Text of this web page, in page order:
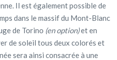
Il est également possible de
dans le massif du Mont-Blanc
de Torino (en option)et en
de soleil tous deux colorés et
sera ainsi consacrée à une